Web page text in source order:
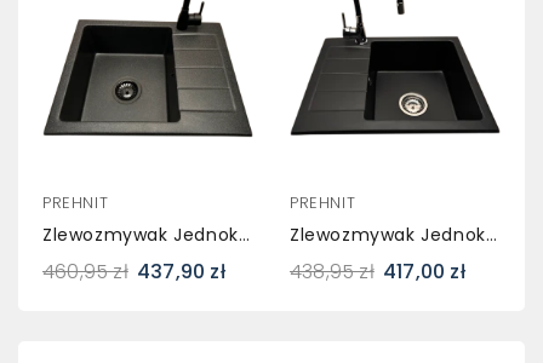
PREHNIT
Zlewozmywak Jednokomorowy Z Ociekaczem ADAL Grafit Z Prawym Ociekaczem + Bateria LUNA
460,95 zł 437,90 zł
PREHNIT
Zlewozmywak Jednokomorowy Z Ociekaczem ADAL Czarny Z Lewym Ociekaczem + Bateria Flex LILLA
438,95 zł 417,00 zł